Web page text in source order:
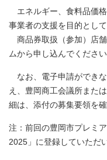
エネルギー、食料品価
事業者の支援を目的とし
商品券取扱（参加）店
ムから申し込んでください
なお、電子申請ができ
え、豊岡商工会議所また
細は、添付の募集要領を
注： 前回の豊岡市プレミ
2025」に登録していただ